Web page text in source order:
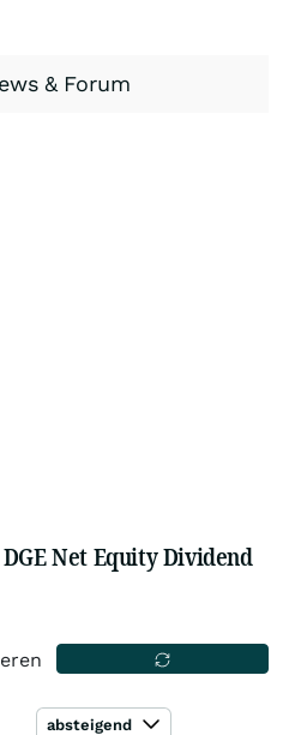
& Forum
Net Equity Dividend
absteigend